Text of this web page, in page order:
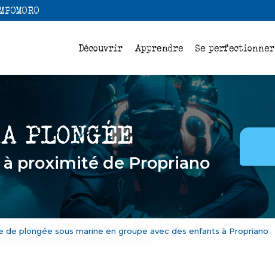
Découvrir Apprendre Se perfectionner
à proximité de Propriano
plongée sous marine en groupe avec des enfants à Propriano